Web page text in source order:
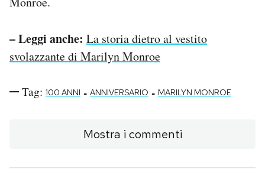
– Leggi anche: La storia dietro al vestito
svolazzante di Marilyn Monroe
Tag: 100 ANNI - ANNIVERSARIO - MARILYN MONROE
Mostra i commenti